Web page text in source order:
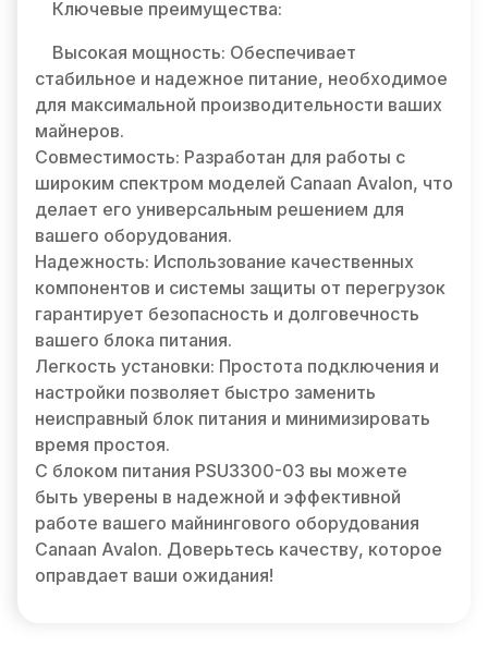
Ключевые преимущества:
Высокая мощность: Обеспечивает
стабильное и надежное питание, необходимое
для максимальной производительности ваших
майнеров.
Совместимость: Разработан для работы с
широким спектром моделей Canaan Avalon, что
делает его универсальным решением для
вашего оборудования.
Надежность: Использование качественных
компонентов и системы защиты от перегрузок
гарантирует безопасность и долговечность
вашего блока питания.
Легкость установки: Простота подключения и
настройки позволяет быстро заменить
неисправный блок питания и минимизировать
время простоя.
С блоком питания PSU3300-03 вы можете
быть уверены в надежной и эффективной
работе вашего майнингового оборудования
Canaan Avalon. Доверьтесь качеству, которое
оправдает ваши ожидания!